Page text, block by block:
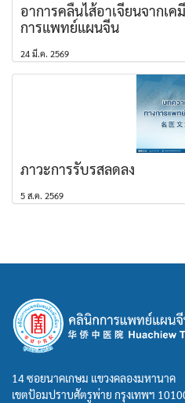
อาการคลื่นไส้อาเจียนจากเ
การแพทย์แผนจีน
24 มี.ค. 2569
ภาวะการรับรสลดลง
5 ส.ค. 2569
14 ซอยนาคเกษม แขวงคลองมหานาค
เขตป้อมปราบศัตรูพ่าย กรุงเทพฯ